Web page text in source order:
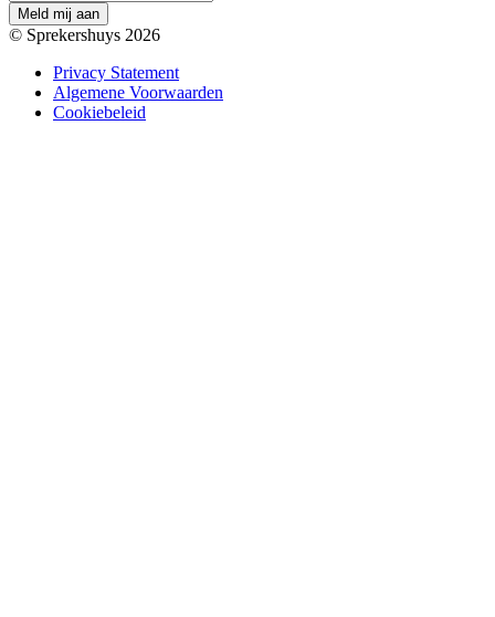
Meld mij aan
© Sprekershuys 2026
Privacy Statement
Algemene Voorwaarden
Cookiebeleid